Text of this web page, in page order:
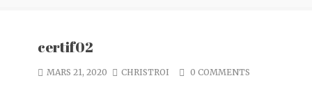
certif02
MARS 21, 2020 CHRISTROI 0 COMMENTS